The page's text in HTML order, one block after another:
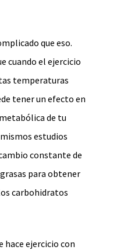
que eso.
cuando el ejercicio
temperaturas
tener un efecto en
de tu
estudios
constante de
para obtener
carbohidratos
hace ejercicio con